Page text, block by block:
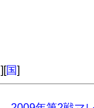
][国]